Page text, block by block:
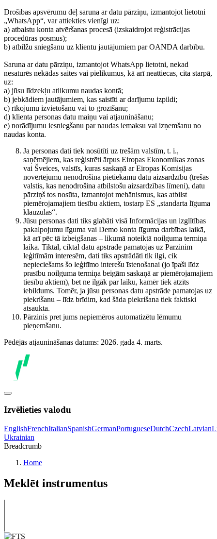
Drošības apsvērumu dēļ saruna ar datu pārziņu, izmantojot lietotni
„WhatsApp“, var attiekties vienīgi uz:
a) atbalstu konta atvēršanas procesā (izskaidrojot reģistrācijas
procedūras posmus);
b) atbilžu sniegšanu uz klientu jautājumiem par OANDA darbību.
Saruna ar datu pārziņu, izmantojot WhatsApp lietotni, nekad
nesaturēs nekādas saites vai pielikumus, kā arī neattiecas, cita starpā,
uz:
a) jūsu līdzekļu atlikumu naudas kontā;
b) jebkādiem jautājumiem, kas saistīti ar darījumu izpildi;
c) rīkojumu izvietošanu vai to grozīšanu;
d) klienta personas datu maiņu vai atjaunināšanu;
e) norādījumu iesniegšanu par naudas iemaksu vai izņemšanu no
naudas konta.
Ja personas dati tiek nosūtīti uz trešām valstīm, t. i.,
saņēmējiem, kas reģistrēti ārpus Eiropas Ekonomikas zonas
vai Šveices, valstīs, kuras saskaņā ar Eiropas Komisijas
novērtējumu nenodrošina pietiekamu datu aizsardzību (trešās
valstis, kas nenodrošina atbilstošu aizsardzības līmeni), datu
pārziņš tos nosūta, izmantojot mehānismus, kas atbilst
piemērojamajiem tiesību aktiem, tostarp ES „standarta līguma
klauzulas“.
Jūsu personas dati tiks glabāti visā Informācijas un izglītības
pakalpojumu līguma vai Demo konta līguma darbības laikā,
kā arī pēc tā izbeigšanas – likumā noteiktā noilguma termiņa
laikā. Tiktāl, ciktāl datu apstrāde pamatojas uz Pārzinim
leģitīmām interesēm, dati tiks apstrādāti tik ilgi, cik
nepieciešams šo leģitīmo interešu īstenošanai (jo īpaši līdz
prasību noilguma termiņa beigām saskaņā ar piemērojamajiem
tiesību aktiem), bet ne ilgāk par laiku, kamēr tiek atzīts
iebildums. Tomēr, ja jūsu personas datu apstrāde pamatojas uz
piekrišanu – līdz brīdim, kad šāda piekrišana tiek faktiski
atsaukta.
Pārzinis pret jums nepiemēros automatizētu lēmumu
pieņemšanu.
Pēdējās atjaunināšanas datums: 2026. gada 4. marts.
Izvēlieties valodu
EnglishFrenchItalianSpanishGermanPortugueseDutchCzechLatvian
Ukrainian
Breadcrumb
Home
Meklēt instrumentus